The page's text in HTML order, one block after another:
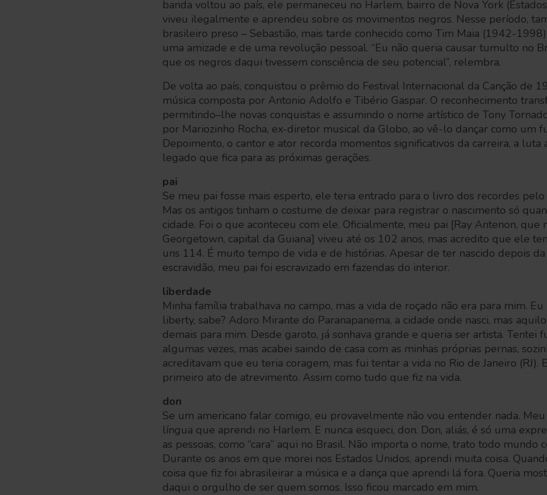
banda voltou ao país, ele permaneceu no Harlem, bairro de Nova York
viveu ilegalmente e aprendeu sobre os movimentos negros. Nesse período,
brasileiro preso – Sebastião, mais tarde conhecido como Tim Maia (1942-
uma amizade e de uma revolução pessoal. “Eu não queria causar tumulto no
que os negros daqui tivessem consciência de seu potencial”, relembra.
De volta ao país, conquistou o prêmio do Festival Internacional da Canção de
música composta por Antonio Adolfo e Tibério Gaspar. O reconhecimento
permitindo–lhe novas conquistas e assumindo o nome artístico de Tony
por Mariozinho Rocha, ex-diretor musical da Globo, ao vê-lo dançar como um
Depoimento, o cantor e ator recorda momentos significativos da carreira, a luta
legado que fica para as próximas gerações.
pai
Se meu pai fosse mais esperto, ele teria entrado para o livro dos recordes
Mas os antigos tinham o costume de deixar para registrar o nascimento só
cidade. Foi o que aconteceu com ele. Oficialmente, meu pai [Ray Antenon, que
Georgetown, capital da Guiana] viveu até os 102 anos, mas acredito que ele
uns 114. É muito tempo de vida e de histórias. Apesar de ter nascido depois
escravidão, meu pai foi escravizado em fazendas do interior.
liberdade
Minha família trabalhava no campo, mas a vida de roçado não era para mim. Eu
liberty, sabe? Adoro Mirante do Paranapanema, a cidade onde nasci, mas
demais para mim. Desde garoto, já sonhava grande e queria ser artista. Tentei
algumas vezes, mas acabei saindo de casa com as minhas próprias pernas,
acreditavam que eu teria coragem, mas fui tentar a vida no Rio de Janeiro (RJ).
primeiro ato de atrevimento. Assim como tudo que fiz na vida.
don
Se um americano falar comigo, eu provavelmente não vou entender nada.
língua que aprendi no Harlem. E nunca esqueci, don. Don, aliás, é só uma
as pessoas, como “cara” aqui no Brasil. Não importa o nome, trato todo mundo
Durante os anos em que morei nos Estados Unidos, aprendi muita coisa.
coisa que fiz foi abrasileirar a música e a dança que aprendi lá fora. Queria
daqui o orgulho de ser quem somos. Isso ficou marcado em mim.